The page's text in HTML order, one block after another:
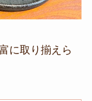
に取り揃えら